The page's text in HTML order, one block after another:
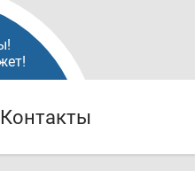
Контакты